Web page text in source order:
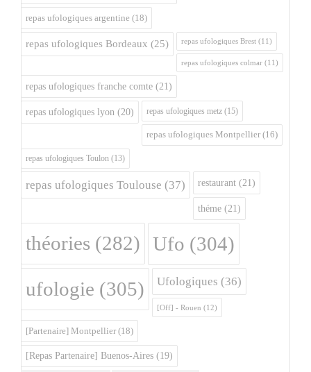
repas ufologiques argentine (18)
repas ufologiques Bordeaux (25) repas ufologiques Brest (11)
repas ufologiques colmar (11)
repas ufologiques franche comte (21)
repas ufologiques lyon (20) repas ufologiques metz (15)
repas ufologiques Montpellier (16)
repas ufologiques Toulon (13)
repas ufologiques Toulouse (37) restaurant (21)
théme (21)
théories (282) Ufo (304)
ufologie (305) Ufologiques (36)
[Off] - Rouen (12)
[Partenaire] Montpellier (18)
[Repas Partenaire] Buenos-Aires (19)